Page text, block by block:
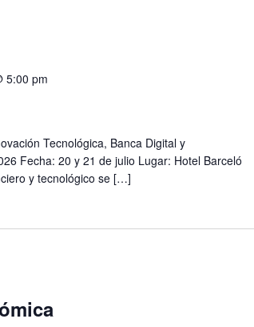
5:00 pm
Tecnológica, Banca Digital y
Fecha: 20 y 21 de julio Lugar: Hotel Barceló
y tecnológico se […]